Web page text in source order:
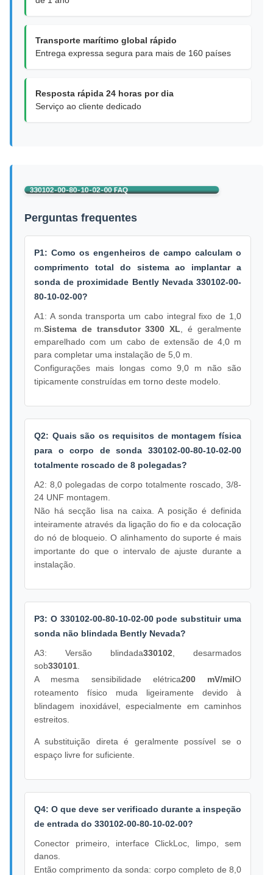
Transporte marítimo global rápido
Entrega expressa segura para mais de 160 países
Resposta rápida 24 horas por dia
Serviço ao cliente dedicado
Perguntas frequentes
P1: Como os engenheiros de campo calculam o
comprimento total do sistema ao implantar a
sonda de proximidade Bently Nevada 330102-00-
80-10-02-00?
A1: A sonda transporta um cabo integral fixo de 1,0
m. Sistema de transdutor 3300 XL , é geralmente
emparelhado com um cabo de extensão de 4,0 m
para completar uma instalação de 5,0 m.
Configurações mais longas como 9,0 m não são
tipicamente construídas em torno deste modelo.
Q2: Quais são os requisitos de montagem física
para o corpo de sonda 330102-00-80-10-02-00
totalmente roscado de 8 polegadas?
A2: 8,0 polegadas de corpo totalmente roscado, 3/8-
24 UNF montagem.
Não há secção lisa na caixa. A posição é definida
inteiramente através da ligação do fio e da colocação
do nó de bloqueio. O alinhamento do suporte é mais
importante do que o intervalo de ajuste durante a
instalação.
P3: O 330102-00-80-10-02-00 pode substituir uma
sonda não blindada Bently Nevada?
A3: Versão blindada330102 , desarmados
sob330101
A mesma sensibilidade elétrica200 mV/milO
roteamento físico muda ligeiramente devido à
blindagem inoxidável, especialmente em caminhos
estreitos.
A substituição direta é geralmente possível se o
espaço livre for suficiente.
Q4: O que deve ser verificado durante a inspeção
de entrada do 330102-00-80-10-02-00?
Conector primeiro, interface ClickLoc, limpo, sem
danos.
Então comprimento da sonda: corpo completo de 8,0